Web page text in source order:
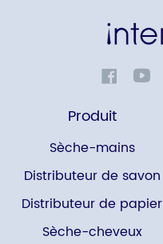
Produit
Sèche-mains
Distributeur de savon
Distributeur de papier
Sèche-cheveux